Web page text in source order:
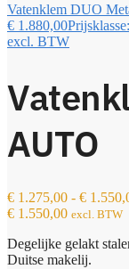
Vatenklem DUO
€ 1.880,00
excl. BTW
AUTO
€ 1.275,00 - €
€ 1.550,00 excl. BTW
Degelijke gelakt
Duitse makelij.